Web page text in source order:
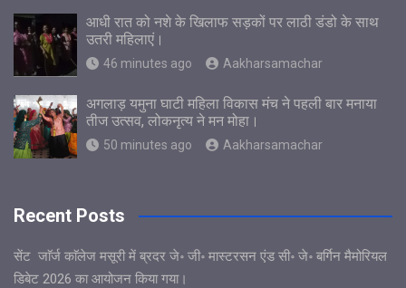
आधी रात को नशे के खिलाफ सड़कों पर लाठी डंडो के साथ
उतरी महिलाएं।
46 minutes ago Aakharsamachar
अगलाड़ यमुना घाटी महिला विकास मंच ने पहली बार मनाया
तीज उत्सव, लोकनृत्य ने मन मोहा।
50 minutes ago Aakharsamachar
Recent Posts
सेंट जाॅर्ज काॅलेज मसूरी में ब्रदर जे॰ जी॰ मास्टरसन एंड सी॰ जे॰ बर्गिन मैमोरियल
डिबेट 2026 का आयोजन किया गया।